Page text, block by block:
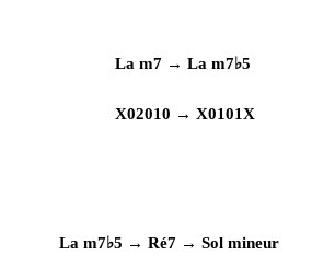
La m7 → La m7♭5
X02010 → X0101X
La m7♭5 → Ré7 → Sol mineur